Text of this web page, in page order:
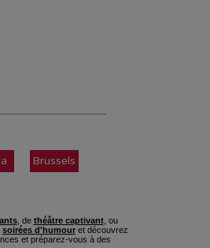
Brussels
, de théâtre captivant, ou
soirées d'humour et découvrez
et préparez-vous à des